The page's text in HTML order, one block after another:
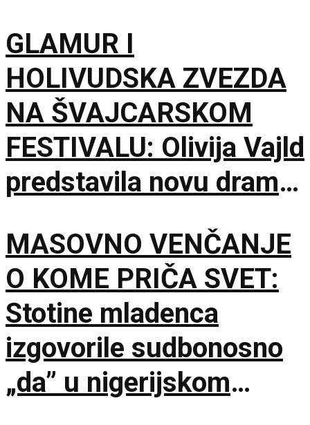
GLAMUR I
HOLIVUDSKA ZVEZDA
NA ŠVAJCARSKOM
FESTIVALU: Olivija Vajld
predstavila novu dramu
Lokarnu
MASOVNO VENČANJE
O KOME PRIČA SVET:
Stotine mladenca
izgovorile sudbonosno
„da” u nigerijskom